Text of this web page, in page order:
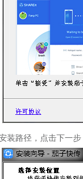
路径，点击下一步